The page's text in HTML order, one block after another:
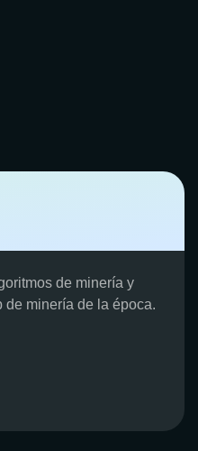
de minería y
minería de la época.